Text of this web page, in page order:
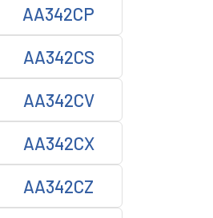
AA342CP
AA342CS
AA342CV
AA342CX
AA342CZ